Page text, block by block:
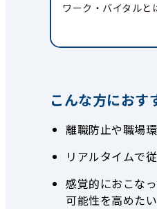
ワーク・バイタルと
こんな方におす
離職防止や職場
リアルタイムで
感覚的におこな
可能性を高めたい